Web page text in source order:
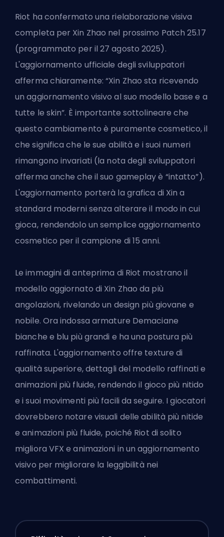
Riot ha confermato una rielaborazione visiva
completa per Xin Zhao nel prossimo Patch 25.17
(programmato per il 27 agosto 2025).
L'aggiornamento ufficiale degli sviluppatori
afferma chiaramente: “Xin Zhao sta ricevendo
un aggiornamento visivo al suo modello base e a
tutte le skin”. È importante sottolineare che
questo cambiamento è puramente cosmetico, il
che significa che le sue abilità e i suoi numeri
rimangono invariati (la nota degli sviluppatori
afferma anche che il suo gameplay è “intatto”).
L'aggiornamento porterà la grafica di Xin a
standard moderni senza alterare il modo in cui
gioca, rendendolo un semplice aggiornamento
cosmetico per il campione di 15 anni.
Le immagini di anteprima di Riot mostrano il
modello aggiornato di Xin Zhao da più
angolazioni, rivelando un design più giovane e
nobile. Ora indossa armature Demaciane
bianche e blu più grandi e ha una postura più
raffinata. L'aggiornamento offre texture di
qualità superiore, dettagli del modello raffinati e
animazioni più fluide, rendendo il gioco più nitido
e i suoi movimenti più facili da seguire. I giocatori
dovrebbero notare visuali delle abilità più nitide
e animazioni più fluide, poiché Riot di solito
migliora VFX e animazioni in un aggiornamento
visivo per migliorare la leggibilità nei
combattimenti.